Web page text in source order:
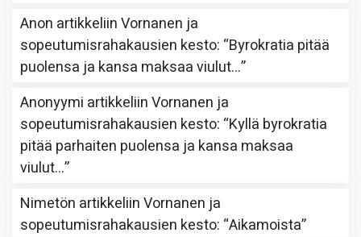
Anon artikkeliinVornanen ja
sopeutumisrahakausien kesto: “Byrokratia pitää
puolensa ja kansa maksaa viulut…”
Anonyymi artikkeliinVornanen ja
sopeutumisrahakausien kesto: “Kyllä byrokratia
pitää parhaiten puolensa ja kansa maksaa
viulut…”
Nimetön artikkeliinVornanen ja
sopeutumisrahakausien kesto: “Aikamoista”